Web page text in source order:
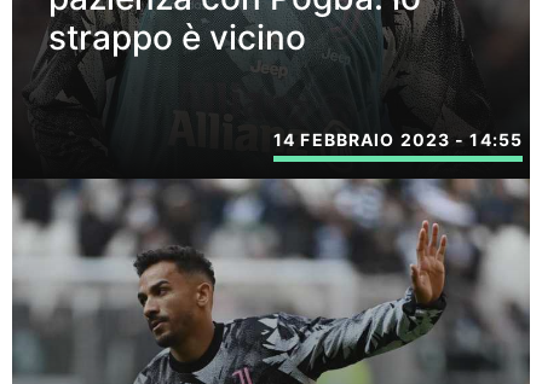
strappo è vicino
14 FEBBRAIO 2023 - 14:55